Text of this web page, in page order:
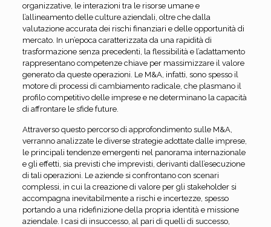
organizzative, le interazioni tra le risorse umane e
l’allineamento delle culture aziendali, oltre che dalla
valutazione accurata dei rischi finanziari e delle opportunità di
mercato. In un’epoca caratterizzata da una rapidità di
trasformazione senza precedenti, la flessibilità e l’adattamento
rappresentano competenze chiave per massimizzare il valore
generato da queste operazioni. Le M&A, infatti, sono spesso il
motore di processi di cambiamento radicale, che plasmano il
profilo competitivo delle imprese e ne determinano la capacità
di affrontare le sfide future.
Attraverso questo percorso di approfondimento sulle M&A,
verranno analizzate le diverse strategie adottate dalle imprese,
le principali tendenze emergenti nel panorama internazionale
e gli effetti, sia previsti che imprevisti, derivanti dall’esecuzione
di tali operazioni. Le aziende si confrontano con scenari
complessi, in cui la creazione di valore per gli stakeholder si
accompagna inevitabilmente a rischi e incertezze, spesso
portando a una ridefinizione della propria identità e missione
aziendale. I casi di insuccesso, al pari di quelli di successo,